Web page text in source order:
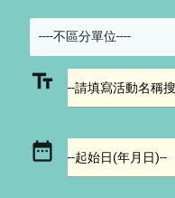
text_fields --請填寫活動名稱
date_range --起始日(年月日)--